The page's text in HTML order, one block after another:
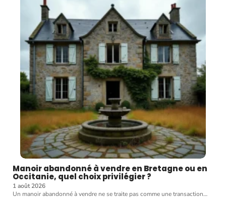
Manoir abandonné à vendre en Bretagne ou en
Occitanie, quel choix privilégier ?
1 août 2026
Un manoir abandonné à vendre ne se traite pas comme une transaction…